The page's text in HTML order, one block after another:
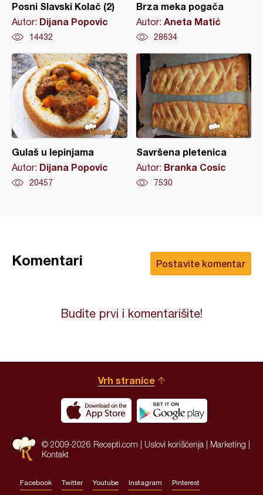
Posni Slavski Kolač (2)
Autor: Dijana Popovic
14432
Brza meka pogača
Autor: Aneta Matić
28634
Gulaš u lepinjama
Autor: Dijana Popovic
20457
Savršena pletenica
Autor: Branka Cosic
7530
Postavite komentar
Komentari
Budite prvi i komentarišite!
Vrh stranice
© 2009-2026 Recepti.com | Uslovi korišćenja Marketing
Kontakt
Facebook Twitter Youtube Instagram Pinterest